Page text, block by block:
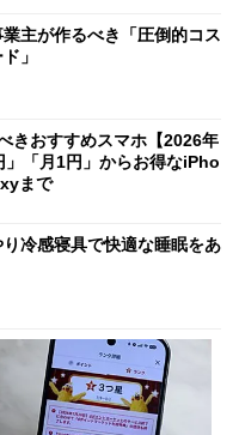
主が作るべき「圧倒的コス
」
きおすすめスマホ【2026年
」「月1円」からお得なiPho
まで
り冷感寝具で快適な睡眠をあ